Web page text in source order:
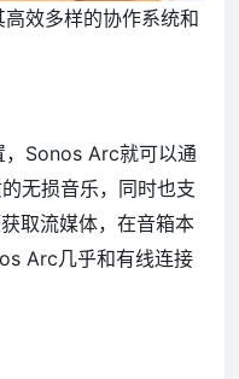
效多样的协作系统和
Sonos Arc就可以通
无损音乐，同时也支
取流媒体，在音箱本
Arc几乎和有线连接